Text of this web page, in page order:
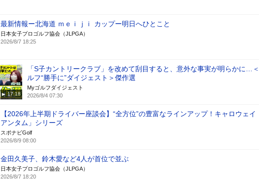
最新情報ー北海道 ｍｅｉｊｉ カップー明日へひとこと
日本女子プロゴルフ協会（JLPGA）
2026/8/7 18:25
17:18
「S子カントリークラブ」を改めて刮目すると、意外な事実が明らかに…
ルフ“勝手に”ダイジェスト＞傑作選
Myゴルフダイジェスト
2026/8/4 07:30
【2026年上半期ドライバー座談会】“全方位”の豊富なラインアップ！キャロウェイ
アンタム」シリーズ
スポナビGolf
2026/8/9 08:00
金田久美子、鈴木愛など4人が首位で並ぶ
日本女子プロゴルフ協会（JLPGA）
2026/8/7 18:20